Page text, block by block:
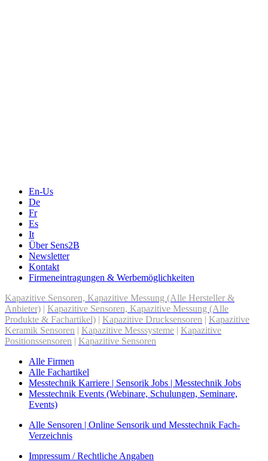
En-Us
De
Fr
Es
It
Über Sens2B
Newsletter
Kontakt
Firmeneintragungen & Werbemöglichkeiten
Kapazitive Sensoren, Kapazitive Messung (Alle Hersteller &
Anbieter) | Kapazitive Sensoren, Kapazitive Messung (Alle
Produkte & Fachartikel) | Kapazitive Drucksensoren | Kapazitive
Keramik Sensoren | Kapazitive Messsysteme | Kapazitive
Positionssensoren | Kapazitive Sensoren
Alle Firmen
Alle Fachartikel
Messtechnik Karriere | Sensorik Jobs | Messtechnik Jobs
Messtechnik Events (Webinare, Schulungen, Seminare,
Events)
Alle Sensoren | Online Sensorik und Messtechnik Fach-
Verzeichnis
Impressum / Rechtliche Angaben